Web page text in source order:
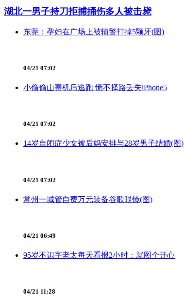
湖北一男子持刀拒捕捅伤多人被击毙
东莞：孕妇在广场上被辅警打掉5颗牙(图)
04/21 07:02
小偷偷山寨机后逃跑 慌不择路丢失iPhone5
04/21 07:02
14岁自闭症少女被后妈安排与28岁男子结婚(图)
04/21 07:02
常州一城管自费万元装备谷歌眼镜(图)
04/21 06:49
95岁不识字老太每天看报2小时：就图个开心
04/21 11:28